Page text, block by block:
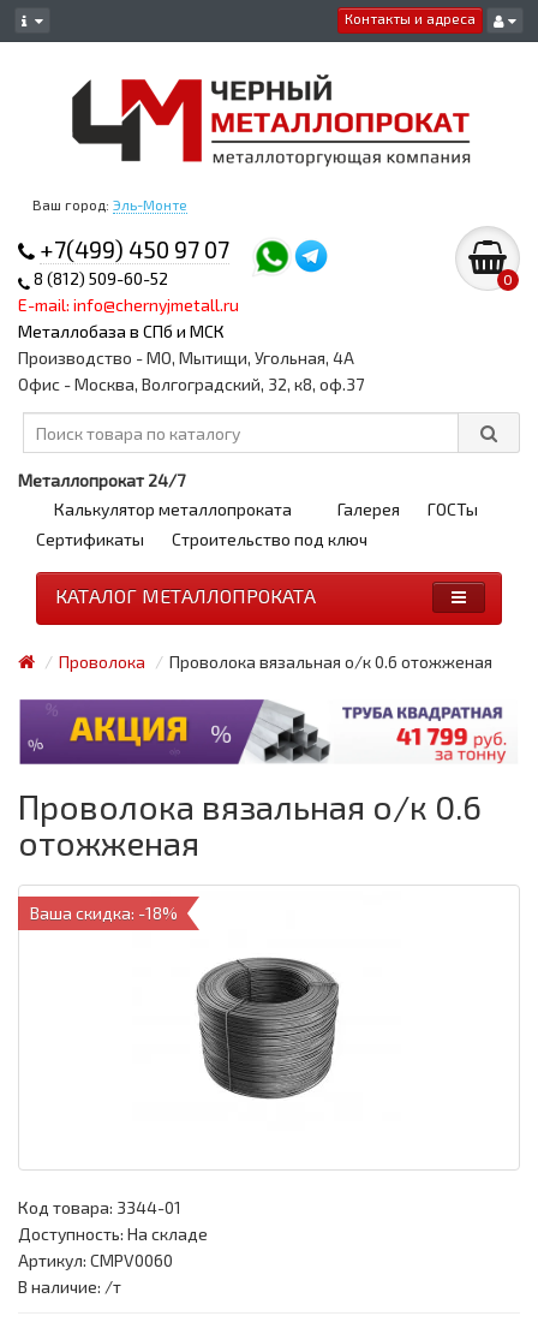
Контакты и адреса
Ваш город: Эль-Монте
+7(499) 450 97 07
8 (812) 509-60-52
E-mail: info@chernyjmetall.ru
Металлобаза в СПб и МСК
0
Производство - МО, Мытищи, Угольная, 4А
Офис - Москва, Волгоградский, 32, к8, оф.37
Металлопрокат 24/7
Калькулятор металлопроката
Галерея
ГОСТы
Сертификаты
Строительство под ключ
КАТАЛОГ МЕТАЛЛОПРОКАТА
Проволока Проволока вязальная о/к 0.6 отожженая
Проволока вязальная о/к 0.6
отожженая
Ваша скидка: -18%
Код товара: 3344-01
Доступность: На складе
Артикул: CMPV0060
В наличие: /т